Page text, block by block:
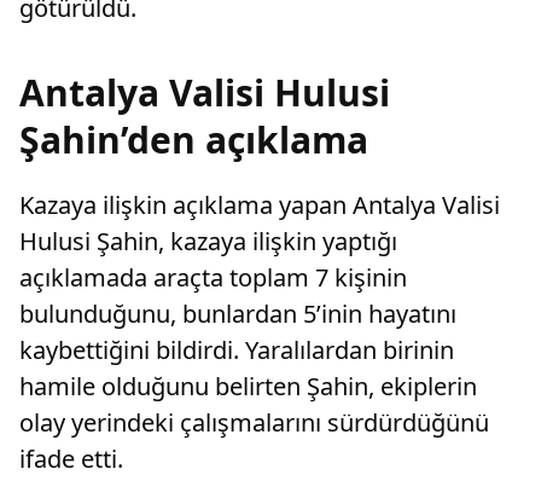
götürüldü.
Antalya Valisi Hulusi
Şahin’den açıklama
Kazaya ilişkin açıklama yapan Antalya Valisi
Hulusi Şahin, kazaya ilişkin yaptığı
açıklamada araçta toplam 7 kişinin
bulunduğunu, bunlardan 5’inin hayatını
kaybettiğini bildirdi. Yaralılardan birinin
hamile olduğunu belirten Şahin, ekiplerin
olay yerindeki çalışmalarını sürdürdüğünü
ifade etti.